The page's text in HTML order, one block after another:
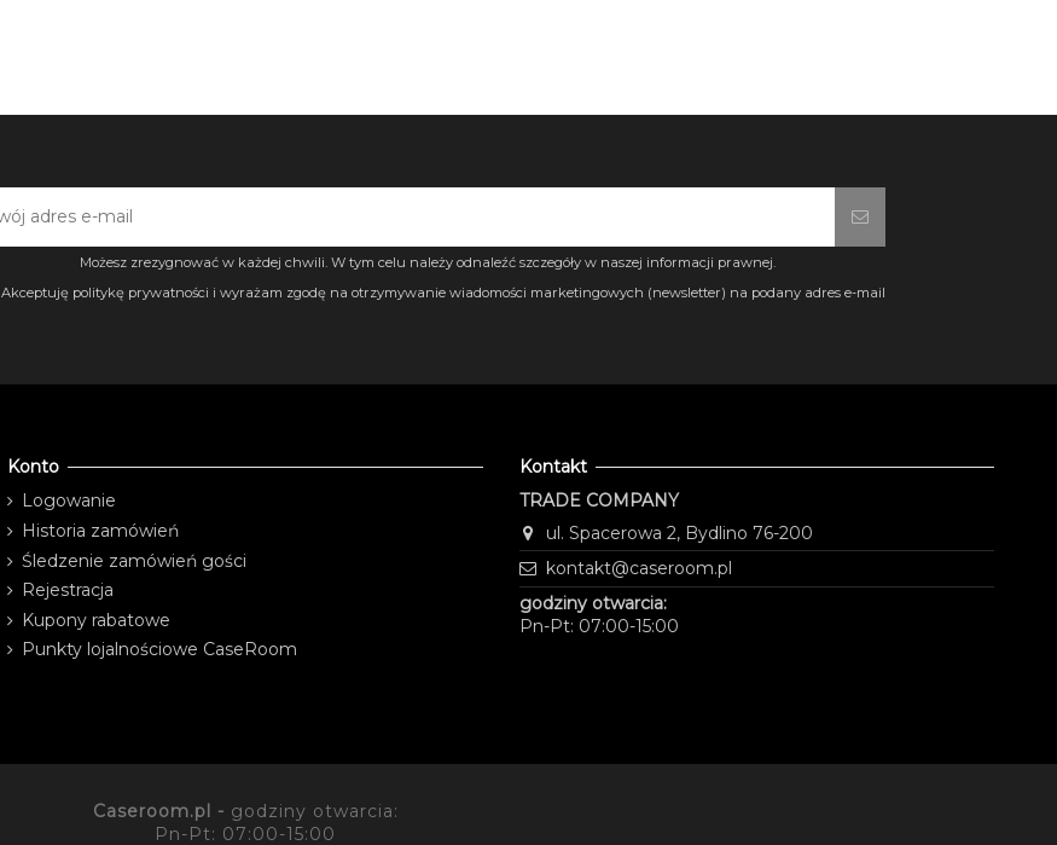
Możesz zrezygnować w każdej chwili. W tym celu należy odnaleźć szczegóły w naszej informacji prawnej.
Akceptuję politykę prywatności i wyrażam zgodę na otrzymywanie wiadomości marketingowych (newsletter) na podany adres e-mail
Konto
Logowanie
Historia zamówień
Śledzenie zamówień gości
Rejestracja
Kupony rabatowe
Punkty lojalnościowe CaseRoom
Kontakt
TRADE COMPANY
ul. Spacerowa 2, Bydlino 76-200
kontakt@caseroom.pl
godziny otwarcia:
Pn-Pt: 07:00-15:00
Caseroom.pl - godziny otwarcia:
Pn-Pt: 07:00-15:00